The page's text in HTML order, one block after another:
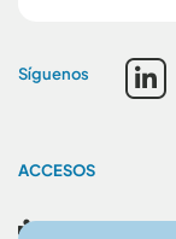
Síguenos
ACCESOS
Blog